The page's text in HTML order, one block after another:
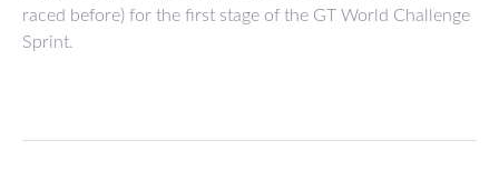
raced before) for the first stage of the GT World Challenge
Sprint.